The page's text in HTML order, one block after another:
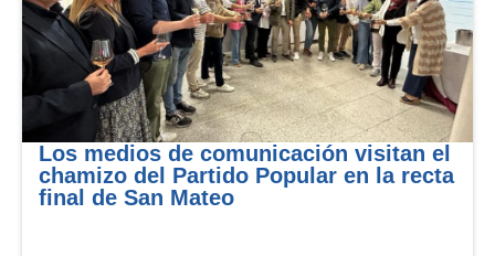
Los medios de comunicación visitan el
chamizo del Partido Popular en la recta
final de San Mateo